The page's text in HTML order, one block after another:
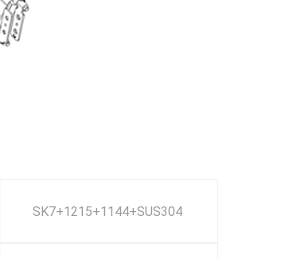
SK7+1215+1144+SUS304